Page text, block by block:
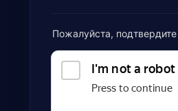
Пожалуйста,